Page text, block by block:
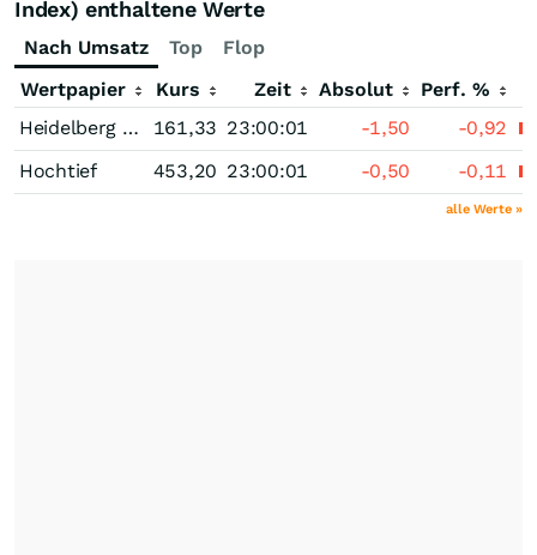
Index) enthaltene Werte
Nach Umsatz Top
Flop
Wertpapier
Kurs Zeit Absolut
Perf. %
Heidelberg Materials
161,33 23:00:01 -1,50
-0,92
Hochtief
453,20 23:00:01 -0,50 -0,11
alle Werte »